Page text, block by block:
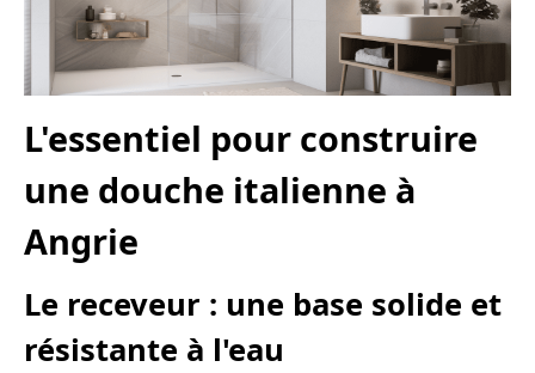
L'essentiel pour construire
une douche italienne à
Angrie
Le receveur : une base solide et
résistante à l'eau